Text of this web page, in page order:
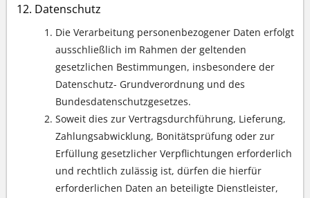
Datenschutz
Die Verarbeitung personenbezogener Daten erfolgt
ausschließlich im Rahmen der geltenden
gesetzlichen Bestimmungen, insbesondere der
Datenschutz- Grundverordnung und des
Bundesdatenschutzgesetzes.
Soweit dies zur Vertragsdurchführung, Lieferung,
Zahlungsabwicklung, Bonitätsprüfung oder zur
Erfüllung gesetzlicher Verpflichtungen erforderlich
und rechtlich zulässig ist, dürfen die hierfür
erforderlichen Daten an beteiligte Dienstleister,